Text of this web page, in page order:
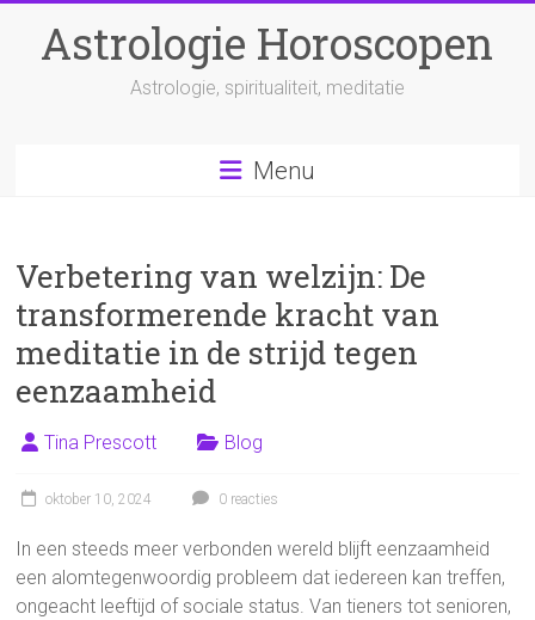
inhoudAstrologie Horoscopen
Astrologie, spiritualiteit, meditatie
Menu
Verbetering van welzijn: De
transformerende kracht van
meditatie in de strijd tegen
eenzaamheid
Tina Prescott Blog
oktober 10, 2024 0 reacties
In een steeds meer verbonden wereld blijft eenzaamheid
een alomtegenwoordig probleem dat iedereen kan treffen,
ongeacht leeftijd of sociale status. Van tieners tot senioren,